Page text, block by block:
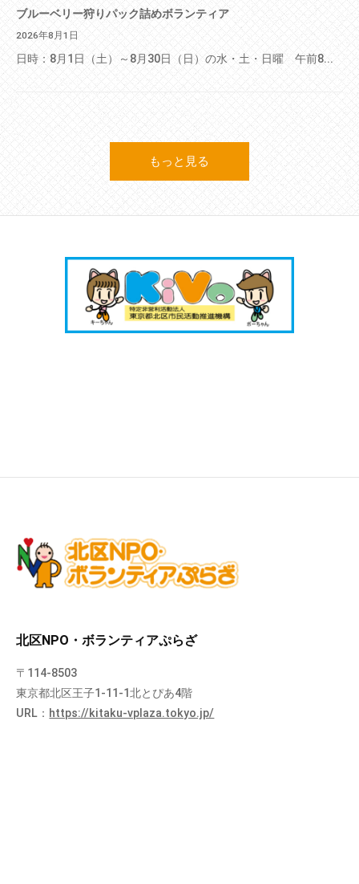
ブルーベリー狩りパック詰めボランティア
2026年8月1日
日時：8月1日（土）～8月30日（日）の水・土・日曜 午前8...
もっと見る
北区NPO・ボランティアぷらざ
〒114-8503
東京都北区王子1-11-1北とぴあ4階
URL： https://kitaku-vplaza.tokyo.jp/